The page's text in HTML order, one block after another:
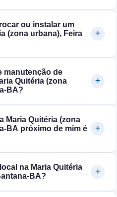
ou instalar um
(zona urbana), Feira
manutenção de
Quitéria (zona
Maria Quitéria (zona
próximo de mim é
na Maria Quitéria